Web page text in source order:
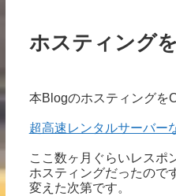
ホスティング
本Blogのホスティングを
超高速レンタルサーバー
ここ数ヶ月ぐらいレスポ
ホスティングだったので
変えた次第です。